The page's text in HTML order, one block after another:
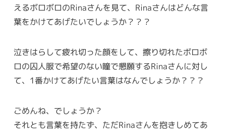
えるボロボロのRinaさんを見て、Rinaさんはどんな言
葉をかけてあげたいでしょうか？？？
泣きはらして疲れ切った顔をして、擦り切れたボロボ
ロの囚人服で希望のない瞳で懇願するRinaさんに対し
て、1番かけてあげたい言葉はなんでしょうか？？？
ごめんね、でしょうか？
それとも言葉を持たず、ただRinaさんを抱きしめてあ